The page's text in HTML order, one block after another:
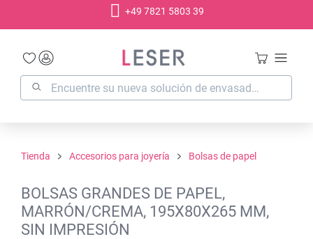
+49 7821 5803 39
Tienda Accesorios para joyería Bolsas de papel
BOLSAS GRANDES DE PAPEL,
MARRÓN/CREMA, 195X80X265 MM,
SIN IMPRESIÓN